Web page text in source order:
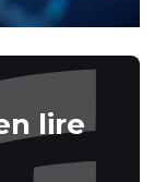
lire